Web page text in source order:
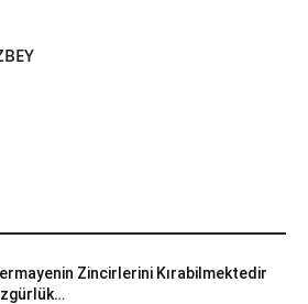
Zincirlerini Kırabilmektedir